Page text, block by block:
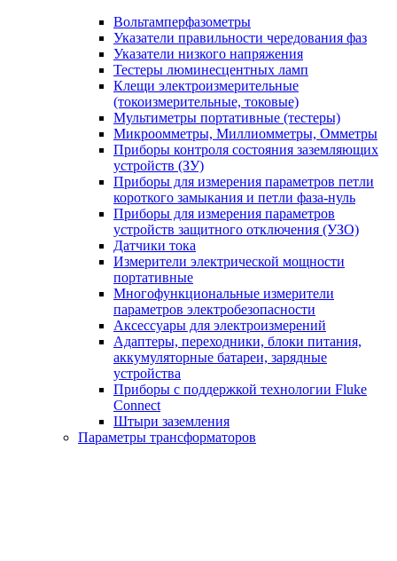
Вольтамперфазометры
Указатели правильности чередования фаз
Указатели низкого напряжения
Тестеры люминесцентных ламп
Клещи электроизмерительные
(токоизмерительные, токовые)
Мультиметры портативные (тестеры)
Микроомметры, Миллиомметры, Омметры
Приборы контроля состояния заземляющих
устройств (ЗУ)
Приборы для измерения параметров петли
короткого замыкания и петли фаза-нуль
Приборы для измерения параметров
устройств защитного отключения (УЗО)
Датчики тока
Измерители электрической мощности
портативные
Многофункциональные измерители
параметров электробезопасности
Аксессуары для электроизмерений
Адаптеры, переходники, блоки питания,
аккумуляторные батареи, зарядные
устройства
Приборы с поддержкой технологии Fluke
Connect
Штыри заземления
Параметры трансформаторов